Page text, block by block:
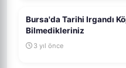
Bursa'da Tarihi Irgandı
Bilmedikleriniz
3 yıl önce